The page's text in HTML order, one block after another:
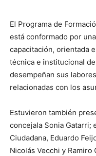
El Programa de
está conformado por
capacitación, orientada
técnica e institucional
desempeñan sus
relacionadas con los
Estuvieron también
concejala Sonia Gatarri;
Ciudadana, Eduardo
Nicolás Vecchi y